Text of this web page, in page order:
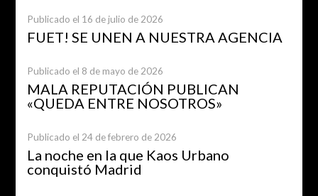
Publicado el 16 de julio de 2026
FUET! SE UNEN A NUESTRA AGENCIA
Publicado el 8 de mayo de 2026
MALA REPUTACIÓN PUBLICAN
«QUEDA ENTRE NOSOTROS»
Publicado el 24 de febrero de 2026
La noche en la que Kaos Urbano
conquistó Madrid